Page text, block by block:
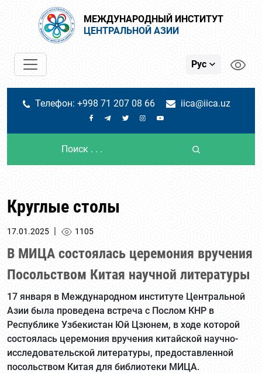
МЕЖДУНАРОДНЫЙ ИНСТИТУТ
ЦЕНТРАЛЬНОЙ АЗИИ
Рус
Телефон: +998 71 207 08 66 iica@iica.uz
Круглые столы
17.01.2025 | 1105
В МИЦА состоялась церемония вручения
Посольством Китая научной литературы
17 января в Международном институте Центральной
Азии была проведена встреча с Послом КНР в
Республике Узбекистан Юй Цзюнем, в ходе которой
состоялась церемония вручения китайской научно-
исследовательской литературы, предоставленной
посольством Китая для библиотеки МИЦА.